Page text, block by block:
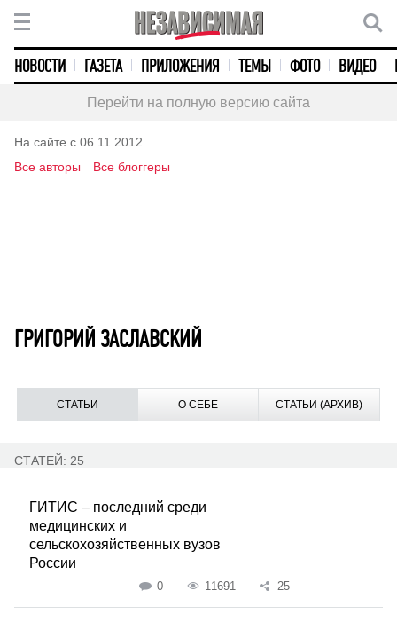
НОВОСТИ ГАЗЕТА ПРИЛОЖЕНИЯ ТЕМЫ ФОТО ВИДЕО
Перейти на полную версию сайта
На сайте с 06.11.2012
Все авторы
Все блоггеры
ГРИГОРИЙ ЗАСЛАВСКИЙ
СТАТЬИ О СЕБЕ СТАТЬИ (АРХИВ)
СТАТЕЙ: 25
ГИТИС – последний среди
медицинских и
сельскохозяйственных вузов
России
0 11691 25